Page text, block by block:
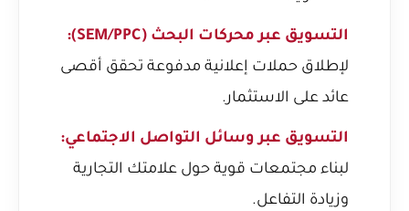
التسويق عبر محركات البحث (SEM/PPC):
لإطلاق حملات إعلانية مدفوعة تحقق أقصى
عائد على الاستثمار.
التسويق عبر وسائل التواصل الاجتماعي:
لبناء مجتمعات قوية حول علامتك التجارية
وزيادة التفاعل.